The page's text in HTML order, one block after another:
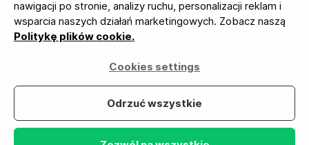
nawigacji po stronie, analizy ruchu, personalizacji reklam i
wsparcia naszych działań marketingowych. Zobacz naszą
Politykę plików cookie.
Cookies settings
Odrzuć wszystkie
BUREAU VERITAS
ISO 27001 Certification
Zgodność z RODO